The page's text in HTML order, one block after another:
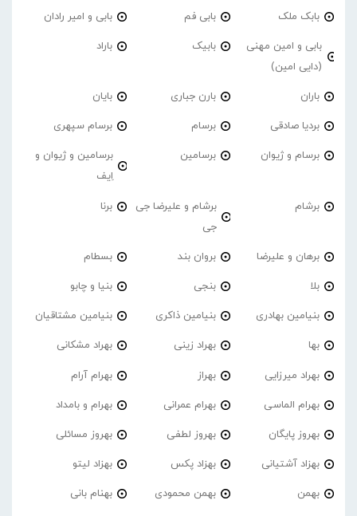
بابک ملک بابی فم بابی و امیر رادان
بابی و امین مهنی
(دایی امین)
بابیک باراد
باران بارن جباری بایان
بردیا صادقی برسام برسام سپهری
برسام و ژیوان برسامین
برسامین و ژیوان و
اِیف
برشام
برشام و علیرضا جی
جی
برنا
برهان و علیرضا بروان بند بسطام
بلا بنجی بنیا و چابو
بنیامین بهادری بنیامین ذاکری بنیامین مشتاقیان
بها بهراد زینی بهراد مشکانی
بهراد میرزایی بهراز بهرام آرام
بهرام الماسی بهرام عمرانی بهرام و بامداد
بهروز پایگان بهروز لطفی بهروز مسائلی
بهزاد آشتیانی بهزاد پکس بهزاد لیتو
بهمن بهمن محمودی بهنام بانی